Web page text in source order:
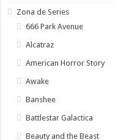
Zona de Series
666 Park Avenue
Alcatraz
American Horror Story
Awake
Banshee
Battlestar Galactica
Beauty and the Beast